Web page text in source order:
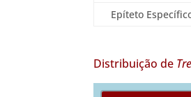
Epíteto
Distribuição de